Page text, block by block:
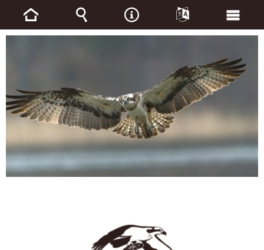
Strona Wyszukiwarka
NarzędziaJęzyki Menu